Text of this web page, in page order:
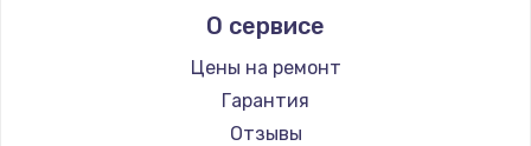
Замена платы сенсора
900 руб.
Заказать
О сервисе
Цены на ремонт
Гарантия
Отзывы